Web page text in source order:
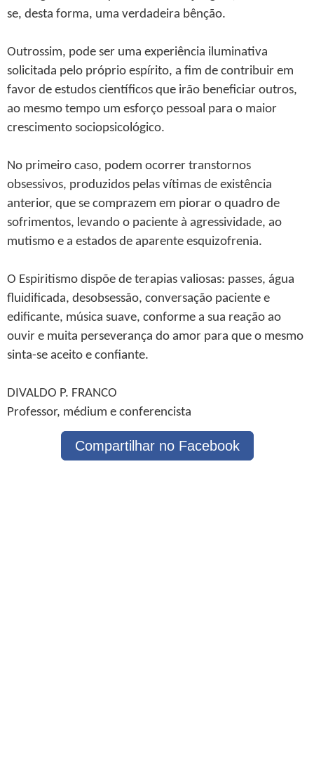
se, desta forma, uma verdadeira bênção.
Outrossim, pode ser uma experiência iluminativa
solicitada pelo próprio espírito, a fim de contribuir em
favor de estudos científicos que irão beneficiar outros,
ao mesmo tempo um esforço pessoal para o maior
crescimento sociopsicológico.
No primeiro caso, podem ocorrer transtornos
obsessivos, produzidos pelas vítimas de existência
anterior, que se comprazem em piorar o quadro de
sofrimentos, levando o paciente à agressividade, ao
mutismo e a estados de aparente esquizofrenia.
O Espiritismo dispõe de terapias valiosas: passes, água
fluidificada, desobsessão, conversação paciente e
edificante, música suave, conforme a sua reação ao
ouvir e muita perseverança do amor para que o mesmo
sinta-se aceito e confiante.
DIVALDO P. FRANCO
Professor, médium e conferencista
Compartilhar no Facebook